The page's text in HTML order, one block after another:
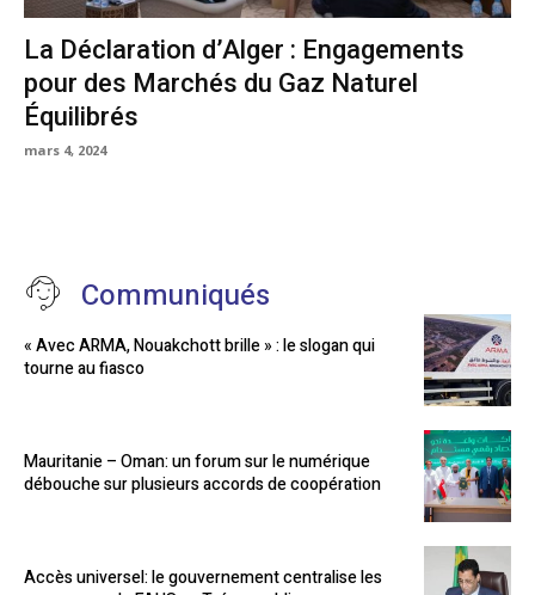
La Déclaration d’Alger : Engagements
pour des Marchés du Gaz Naturel
Équilibrés
mars 4, 2024
Communiqués
« Avec ARMA, Nouakchott brille » : le slogan qui
tourne au fiasco
Mauritanie – Oman: un forum sur le numérique
débouche sur plusieurs accords de coopération
Accès universel: le gouvernement centralise les